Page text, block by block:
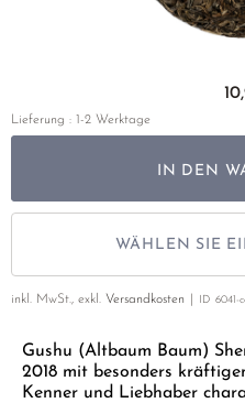
EMPFEHLUNGEN
SETS & GIFTS
PHOENIX
ZHANGPING SHUI
JAPAN
THAILAND
SETS & GIFTS
TÜRKEI
NACH SORTE
SELTENE INCENCES
Gushu (Altbaum Baum)
2018 mit besonders
Kenner und Liebhaber
WÄHLEN SIE
IN DEN
Lieferung : 1-2 Werktage
inkl. MwSt., exkl. Versandkosten ID 6041-